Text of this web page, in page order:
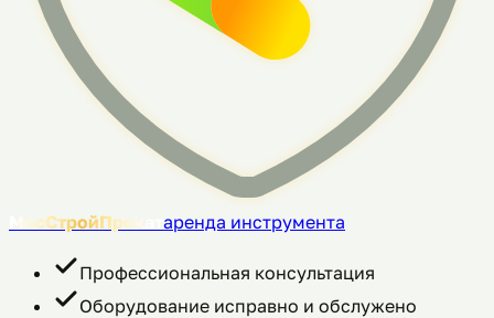
МосСтройПрокат аренда инструмента
Профессиональная консультация
Оборудование исправно и обслужено